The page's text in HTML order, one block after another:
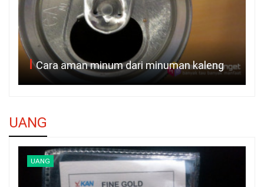
Cara aman minum dari minuman kaleng
UANG
UANG